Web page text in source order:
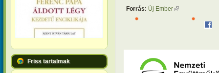
Friss tartalmak
Forrás: Új Ember(külső